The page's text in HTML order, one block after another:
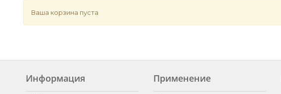
Ваша корзина пуста
Информация Применение